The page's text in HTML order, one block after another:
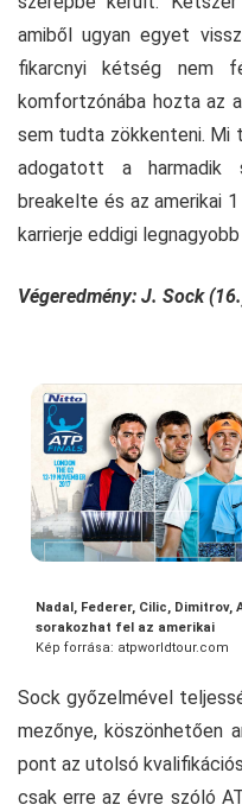
amiből ugyan egyet
fikarcnyi kétség nem
komfortzónába hozta az
sem tudta zökkenteni. Mi
adogatott a harmadik
breakelte és az amerikai
karrierje eddigi
Végeredmény: J. Sock
Nadal, Federer, Cilic, Dimitrov,
sorakozhat fel az amerikai
Kép forrása: atpworldtour.com
Sock győzelmével
mezőnye, köszönhetően
pont az utolsó
csak erre az évre szóló